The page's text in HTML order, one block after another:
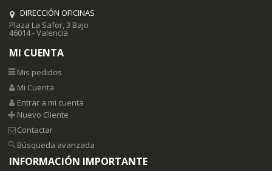
DIRECCIÓN OFICINAS
Plaza La Safor, 3 Bajo
46014 - Valencia
MI CUENTA
Mis pedidos
Mi Cuenta
Entrar a mi cuenta
Nuevo Cliente
Contactar
Búsqueda avanzada
INFORMACIÓN IMPORTANTE